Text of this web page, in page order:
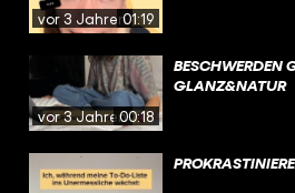
vor 3 Jahren01:19
vor 3 Jahren00:18
BESCHWERDEN
GLANZ&NATUR